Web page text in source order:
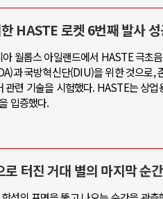
HASTE 로켓 6번째 발사
월롭스 아일랜드에서 HASTE 극초
과 국방혁신단(DIU)을 위한 것으로,
련 기술을 시험했다. HASTE는 상
입증했다.
로 터진 거대 별의 마지막 순간